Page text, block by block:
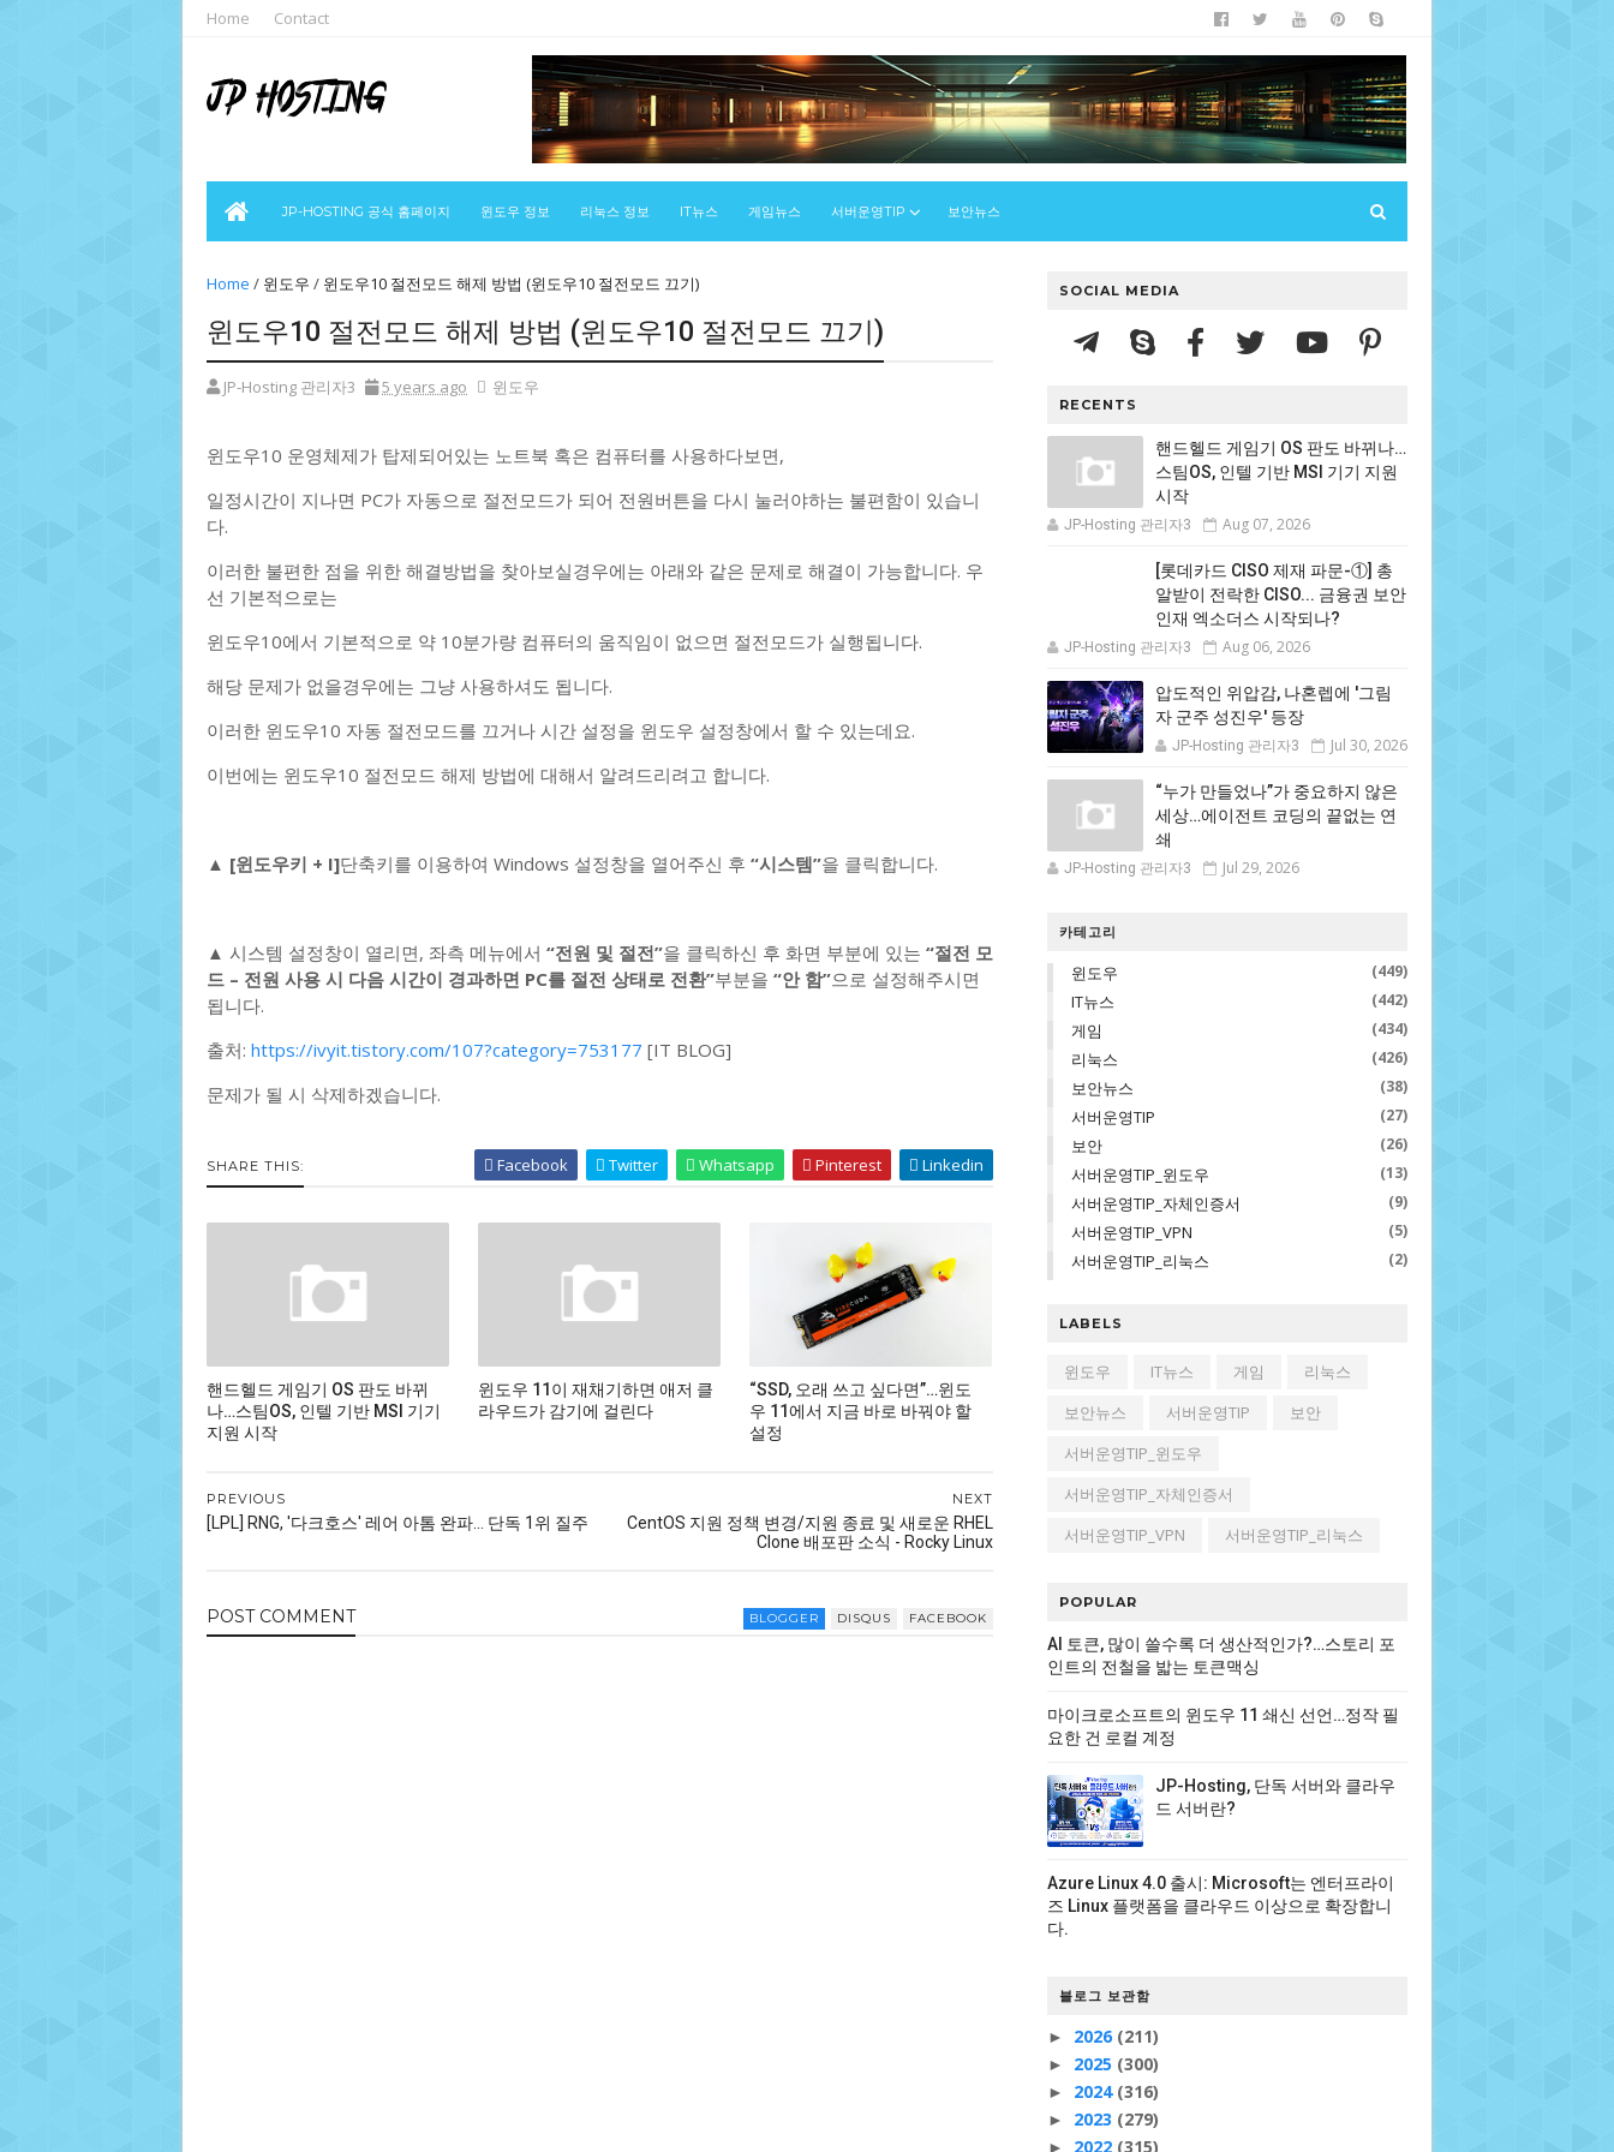
Home Contact
JP-HOSTING 공식 홈페이지 윈도우 정보 리눅스 정보 IT뉴스 게임뉴스 서버운영TIP 보안뉴스
Home / 윈도우 / 윈도우10 절전모드 해제 방법 (윈도우10 절전모드 끄기)
윈도우10 절전모드 해제 방법 (윈도우10 절전모드 끄기)
JP-Hosting 관리자3 5 years ago 윈도우
윈도우10 운영체제가 탑제되어있는 노트북 혹은 컴퓨터를 사용하다보면,
일정시간이 지나면 PC가 자동으로 절전모드가 되어 전원버튼을 다시 눌러야하는 불편함이 있습니
다.
이러한 불편한 점을 위한 해결방법을 찾아보실경우에는 아래와 같은 문제로 해결이 가능합니다. 우
선 기본적으로는
윈도우10에서 기본적으로 약 10분가량 컴퓨터의 움직임이 없으면 절전모드가 실행됩니다.
해당 문제가 없을경우에는 그냥 사용하셔도 됩니다.
이러한 윈도우10 자동 절전모드를 끄거나 시간 설정을 윈도우 설정창에서 할 수 있는데요.
이번에는 윈도우10 절전모드 해제 방법에 대해서 알려드리려고 합니다.
▲ [윈도우키 + I]단축키를 이용하여 Windows 설정창을 열어주신 후 “시스템”을 클릭합니다.
▲ 시스템 설정창이 열리면, 좌측 메뉴에서 “전원 및 절전”을 클릭하신 후 화면 부분에 있는 “절전 모
드 – 전원 사용 시 다음 시간이 경과하면 PC를 절전 상태로 전환”부분을 “안 함”으로 설정해주시면
됩니다.
출처: https://ivyit.tistory.com/107?category=753177 [IT BLOG]
문제가 될 시 삭제하겠습니다.
SHARE THIS: Facebook Twitter Whatsapp Pinterest Linkedin
핸드헬드 게임기 OS 판도 바뀌
나…스팀OS, 인텔 기반 MSI 기기
지원 시작
윈도우 11이 재채기하면 애저 클
라우드가 감기에 걸린다
“SSD, 오래 쓰고 싶다면”…윈도
우 11에서 지금 바로 바꿔야 할
설정
NEXT
CentOS 지원 정책 변경/지원 종료 및 새로운 RHEL
Clone 배포판 소식 - Rocky Linux
PREVIOUS
[LPL] RNG, '다크호스' 레어 아톰 완파... 단독 1위 질주
POST COMMENT BLOGGER DISQUS FACEBOOK
SOCIAL MEDIA
RECENTS
핸드헬드 게임기 OS 판도 바뀌나…
스팀OS, 인텔 기반 MSI 기기 지원
시작
JP-Hosting 관리자3 Aug 07, 2026
[롯데카드 CISO 제재 파문-①] 총
알받이 전락한 CISO... 금융권 보안
인재 엑소더스 시작되나?
JP-Hosting 관리자3 Aug 06, 2026
압도적인 위압감, 나혼렙에 '그림
자 군주 성진우' 등장
JP-Hosting 관리자3 Jul 30, 2026
“누가 만들었나”가 중요하지 않은
세상…에이전트 코딩의 끝없는 연
쇄
JP-Hosting 관리자3 Jul 29, 2026
카테고리
윈도우 (449)
IT뉴스 (442)
게임 (434)
리눅스 (426)
보안뉴스 (38)
서버운영TIP (27)
보안 (26)
서버운영TIP_윈도우 (13)
서버운영TIP_자체인증서 (9)
서버운영TIP_VPN (5)
서버운영TIP_리눅스 (2)
LABELS
윈도우 IT뉴스 게임
리눅스
보안뉴스
서버운영TIP
보안
서버운영TIP_윈도우
서버운영TIP_자체인증서
서버운영TIP_VPN
서버운영TIP_리눅스
POPULAR
AI 토큰, 많이 쓸수록 더 생산적인가?…스토리 포
인트의 전철을 밟는 토큰맥싱
마이크로소프트의 윈도우 11 쇄신 선언…정작 필
요한 건 로컬 계정
JP-Hosting, 단독 서버와 클라우
드 서버란?
Azure Linux 4.0 출시: Microsoft는 엔터프라이
즈 Linux 플랫폼을 클라우드 이상으로 확장합니
다.
블로그 보관함
► 2026 (211)
► 2025 (300)
► 2024 (316)
► 2023 (279)
► 2022 (315)